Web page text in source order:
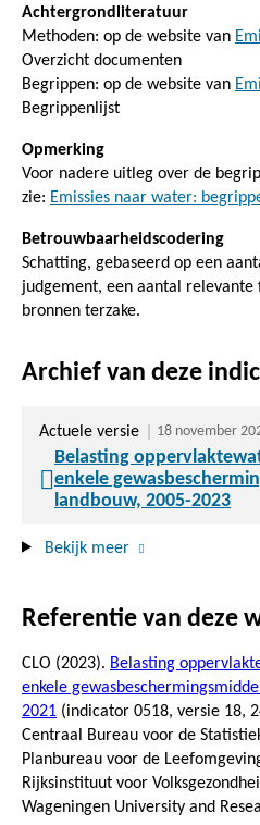
Achtergrondliteratuur
Methoden: op de website van
Overzicht documenten
Begrippen: op de website van
Begrippenlijst
Opmerking
Voor nadere uitleg over de
zie: Emissies naar water:
Betrouwbaarheidscodering
Schatting, gebaseerd op een
judgement, een aantal
bronnen terzake.
Archief van deze
Actuele versie 18 november
Belasting
enkele
landbouw, 2005-2023
Bekijk meer
Referentie van deze
CLO (2023). Belasting
enkele
2021 (indicator 0518, versie 18,
Centraal Bureau voor de
Planbureau voor de
Rijksinstituut voor
Wageningen University and